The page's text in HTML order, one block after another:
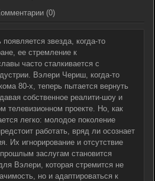
(0)
появляется звезда, когда-то
ее стремление к
часто сталкивается с
Вэлери Чериш, когда-то
80-х, теперь пытается вернуть
собственное реалити-шоу и
телевизионном проекте. Но, как
легко: молодое поколение
работать, вряд ли осознает
Их игнорирование и отсутствие
заслугам становится
Вэлери, которая стремится не
но и адаптироваться к